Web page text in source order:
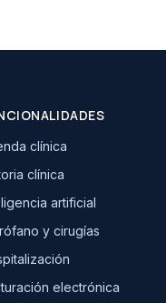
clínica
clínica
artificial
y cirugías
electrónica